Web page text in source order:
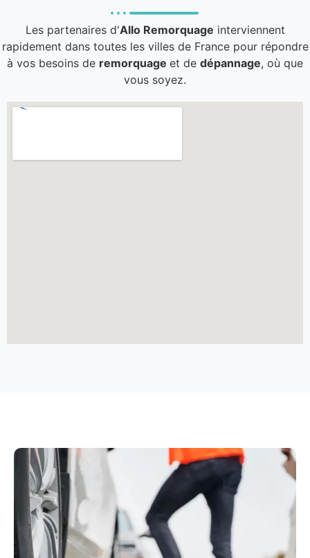
Les partenaires d'Allo Remorquage interviennent
rapidement dans toutes les villes de France pour répondre
à vos besoins de remorquage et de dépannage, où que
vous soyez.